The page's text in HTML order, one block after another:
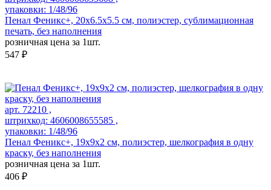
упаковки: 1/48/96
Пенал Феникс+, 20х6.5х5.5 см, полиэстер, сублимационная
печать, без наполнения
розничная цена за 1шт.
547 ₽
арт. 72210 ,
штрихкод: 4606008655585 ,
упаковки: 1/48/96
Пенал Феникс+, 19х9х2 см, полиэстер, шелкография в одну
краску, без наполнения
розничная цена за 1шт.
406 ₽